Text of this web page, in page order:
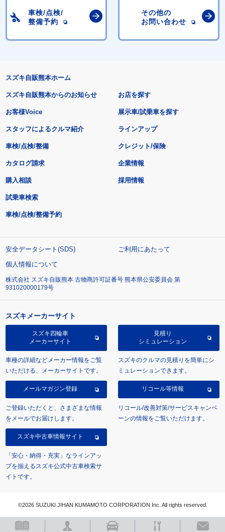
車検/点検/
整備予約
その他の
お問い合わせ
スズキ自販熊本ホーム
スズキ自販熊本からのお知らせ
お客様Voice
スタッフによるクルマ紹介
お店を探す
展示車/試乗車を探す
ラインアップ
車検/点検/整備 クレジット/保険
カタログ請求
購入相談
試乗車検索
車検/点検/整備予約
企業情報
採用情報
安全データシート(SDS)
ご利用にあたって
個人情報について
株式会社 スズキ自販熊本 古物商許可証番号 熊本県公安委員会 第
931020000179号
スズキメーカーサイト
スズキ四輪車
メーカーサイト
車種の詳細などメーカー情報をご覧
いただける、メーカーサイトです。
見積り
シミュレーション
スズキのクルマの見積りを簡単にシ
ミュレーションできます。
メールマガジン登録
ご登録いただくと、さまざまな情報
をメールでお届けします。
リコール等情報
リコール/改善対策/サービスキャンペ
ーンの情報をご覧いただけます。
スズキ中古車情報サイト
「安心・納得・充実」なラインアッ
プを揃えるスズキ公式中古車検索サ
イトです。
©2026 SUZUKI JIHAN KUMAMOTO CORPORATION Inc. All rights reserved.